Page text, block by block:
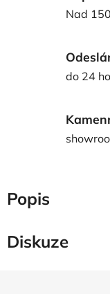
Nad
do 24
Popis
Diskuze